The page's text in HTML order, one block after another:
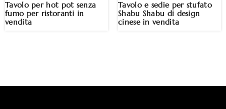
Tavolo per hot pot senza
fumo per ristoranti in
vendita
Tavolo e sedie per stufato
Shabu Shabu di design
cinese in vendita